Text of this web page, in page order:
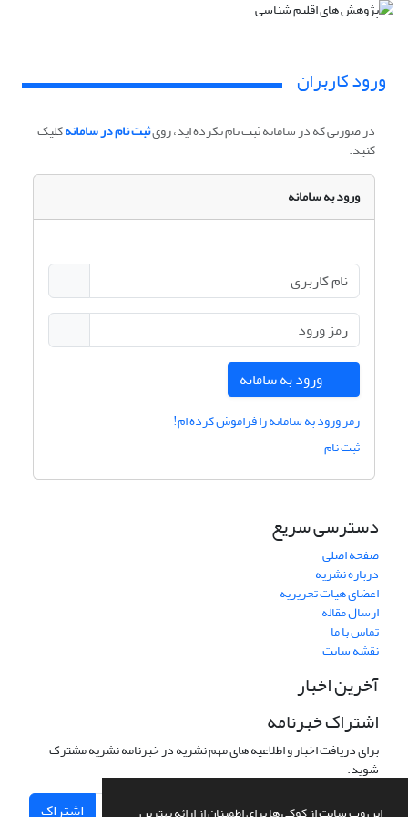
ورود کاربران
در صورتی که در سامانه ثبت نام نکرده اید، رویثبت نام در سامانهکلیک
کنید.
ورود به سامانه
ورود به سامانه
رمز ورود به سامانه را فراموش کرده ام!
ثبت نام
دسترسی سریع
صفحه اصلی
درباره نشریه
اعضای هیات تحریریه
ارسال مقاله
تماس با ما
نقشه سایت
آخرین اخبار
اشتراک خبرنامه
برای دریافت اخبار و اطلاعیه های مهم نشریه در خبرنامه نشریه مشترک
شوید.
اشتراک